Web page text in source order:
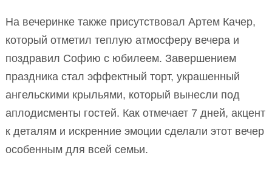
На вечеринке также присутствовал Артем Качер,
который отметил теплую атмосферу вечера и
поздравил Софию с юбилеем. Завершением
праздника стал эффектный торт, украшенный
ангельскими крыльями, который вынесли под
аплодисменты гостей. Как отмечает 7 дней, акцент
к деталям и искренние эмоции сделали этот вечер
особенным для всей семьи.